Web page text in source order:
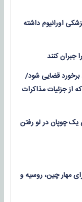
اورانیوم داشته
برخورد قضایی شود/
جزئیات مذاکرات
چوپان در لو رفتن
مهار چین، روسیه و